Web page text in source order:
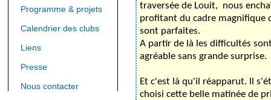
Programme & projets
Calendrier des clubs
Liens
Presse
Nous contacter
traversée de Louit, nous
profitant du cadre magnifique
sont parfaites.
A partir de là les difficultés
agréable sans grande surprise.
Et c'est là qu'il réapparut. Il
choisi cette belle matinée de